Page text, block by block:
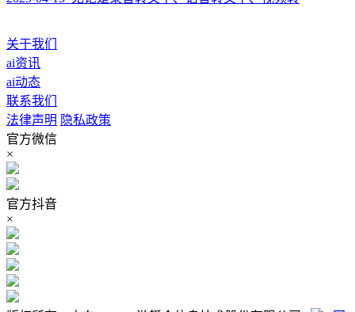
关于我们
ai资讯
ai动态
联系我们
法律声明 隐私政策
官方微信
×
官方抖音
×